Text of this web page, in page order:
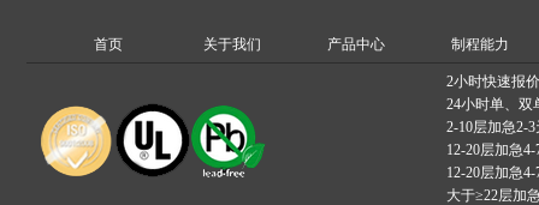
首页 关于我们 产品中心 制程能力
2小时快速报价
24小时单、双
2-10层加急2-3
12-20层加急4-
12-20层加急4-
大于≥22层加